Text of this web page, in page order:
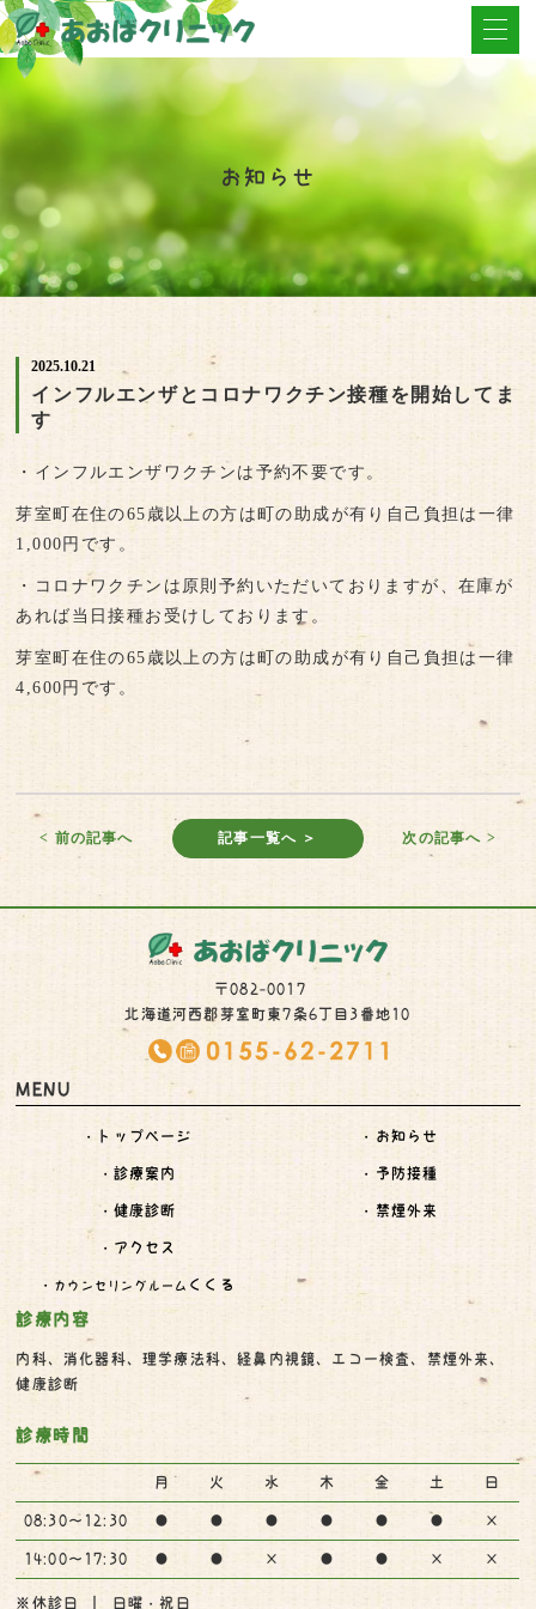
お知らせ
2025.10.21
インフルエンザとコロナワクチン接種を開始してま
す
・インフルエンザワクチンは予約不要です。
芽室町在住の65歳以上の方は町の助成が有り自己負担は一律
1,000円です。
・コロナワクチンは原則予約いただいておりますが、在庫が
あれば当日接種お受けしております。
芽室町在住の65歳以上の方は町の助成が有り自己負担は一律
4,600円です。
< 前の記事へ 記事一覧へ ＞ 次の記事へ >
〒082-0017
北海道河西郡芽室町東7条6丁目3番地10
MENU
・トップページ ・お知らせ
・診療案内 ・予防接種
・健康診断 ・禁煙外来
・アクセス
・ カウンセリングルーム くくる
診療内容
内科、消化器科、理学療法科、経鼻内視鏡、エコー検査、禁煙外来、
健康診断
診療時間
月 火 水 木 金 土 日
08:30～12:30 ● ● ● ● ● ● ×
14:00～17:30 ● ● × ● ● × ×
※休診日 ｜ 日曜・祝日